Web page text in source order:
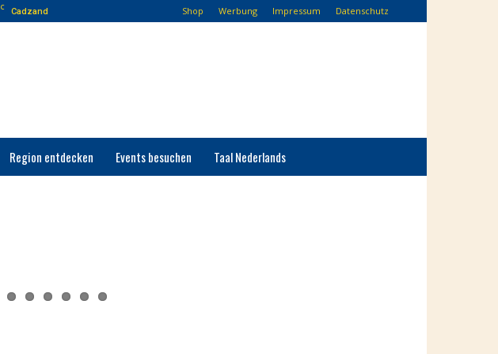
C Cadzand Shop Werbung Impressum Datenschutz
Region entdecken Events besuchen Taal Nederlands